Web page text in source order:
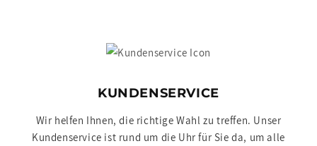
KUNDENSERVICE
Wir helfen Ihnen, die richtige Wahl zu treffen. Unser
Kundenservice ist rund um die Uhr für Sie da, um alle